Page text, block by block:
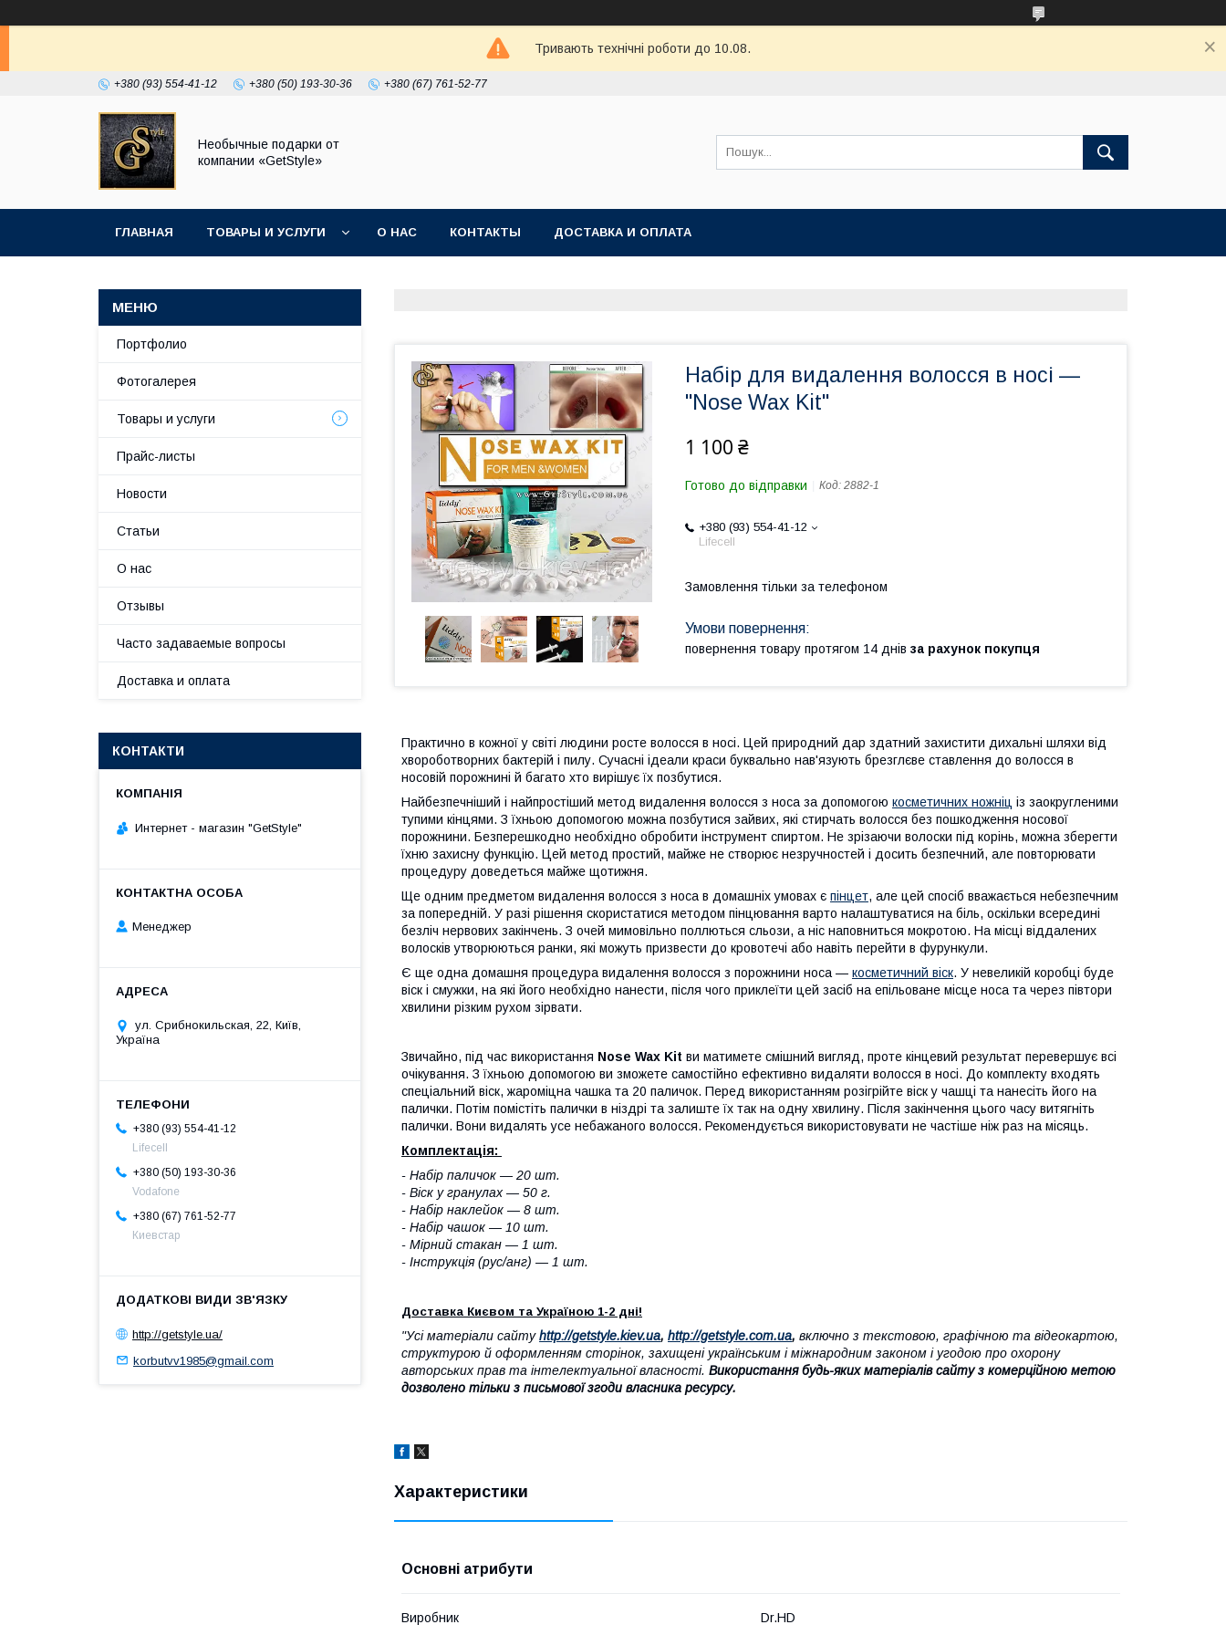
Тривають технічні роботи до 10.08.
+380 (93) 554-41-12 +380 (50) 193-30-36 +380 (67) 761-52-77
Необычные подарки от
компании «GetStyle»
ГЛАВНАЯ ТОВАРЫ И УСЛУГИ О НАС КОНТАКТЫ ДОСТАВКА И ОПЛАТА
Набір для видалення волосся в носі —
"Nose Wax Kit"
1 100 ₴
Готово до відправки Код: 2882-1
+380 (93) 554-41-12
Lifecell
Замовлення тільки за телефоном
повернення товару протягом 14 днів за рахунок покупця
Практично в кожної у світі людини росте волосся в носі. Цей природний дар здатний захистити дихальні шляхи від
хвороботворних бактерій і пилу. Сучасні ідеали краси буквально нав'язують брезглєве ставлення до волосся в
носовій порожнині й багато хто вирішує їх позбутися.
Найбезпечніший і найпростіший метод видалення волосся з носа за допомогою косметичних ножніц із заокругленими
тупими кінцями. З їхньою допомогою можна позбутися зайвих, які стирчать волосся без пошкодження носової
порожнини. Безперешкодно необхідно обробити інструмент спиртом. Не зрізаючи волоски під корінь, можна зберегти
їхню захисну функцію. Цей метод простий, майже не створює незручностей і досить безпечний, але повторювати
процедуру доведеться майже щотижня.
Ще одним предметом видалення волосся з носа в домашніх умовах є пінцет, але цей спосіб вважається небезпечним
за попередній. У разі рішення скористатися методом пінцювання варто налаштуватися на біль, оскільки всередині
безліч нервових закінчень. З очей мимовільно поллються сльози, а ніс наповниться мокротою. На місці віддалених
волосків утворюються ранки, які можуть призвести до кровотечі або навіть перейти в фурункули.
Є ще одна домашня процедура видалення волосся з порожнини носа — косметичний віск. У невеликій коробці буде
віск і смужки, на які його необхідно нанести, після чого приклеїти цей засіб на епільоване місце носа та через півтори
хвилини різким рухом зірвати.
Звичайно, під час використання Nose Wax Kit ви матимете смішний вигляд, проте кінцевий результат перевершує всі
очікування. З їхньою допомогою ви зможете самостійно ефективно видаляти волосся в носі. До комплекту входять
спеціальний віск, жароміцна чашка та 20 паличок. Перед використанням розігрійте віск у чашці та нанесіть його на
палички. Потім помістіть палички в ніздрі та залиште їх так на одну хвилину. Після закінчення цього часу витягніть
палички. Вони видалять усе небажаного волосся. Рекомендується використовувати не частіше ніж раз на місяць.
Комплектація:
- Набір паличок — 20 шт.
- Віск у гранулах — 50 г.
- Набір наклейок — 8 шт.
- Набір чашок — 10 шт.
- Мірний стакан — 1 шт.
- Інструкція (рус/анг) — 1 шт.
Доставка Києвом та Україною 1-2 дні!
"Усі матеріали сайтуhttp://getstyle.kiev.ua, http://getstyle.com.ua, включно з текстовою, графічною та відеокартою,
структурою й оформленням сторінок, захищені українським і міжнародним законом і угодою про охорону
авторських прав та інтелектуальної власності. Використання будь-яких матеріалів сайту з комерційною метою
дозволено тільки з письмової згоди власника ресурсу.
Характеристики
Основні атрибути
Виробник Dr.HD
Портфолио
Фотогалерея
Товары и услуги
Прайс-листы
Новости
Статьи
О нас
Отзывы
Часто задаваемые вопросы
Доставка и оплата
КОНТАКТИ
Интернет - магазин "GetStyle"
Менеджер
ул. Срибнокильская, 22, Київ,
Україна
+380 (93) 554-41-12
Lifecell
+380 (50) 193-30-36
Vodafone
+380 (67) 761-52-77
Киевстар
http://getstyle.ua/
korbutvv1985@gmail.com